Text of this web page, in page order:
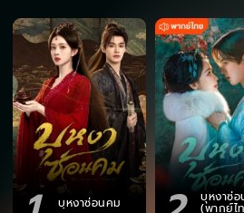
บุหงาซ่อนคม บุหงาซ่
(พากย์ไ